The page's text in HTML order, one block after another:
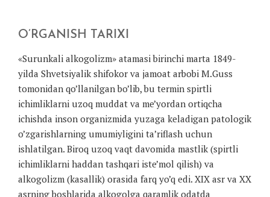
O’RGANISH TARIXI
«Surunkali alkogolizm» atamasi birinchi marta 1849-
yilda Shvetsiyalik shifokor va jamoat arbobi M.Guss
tomonidan qo’llanilgan bo’lib, bu termin spirtli
ichimliklarni uzoq muddat va me’yordan ortiqcha
ichishda inson organizmida yuzaga keladigan patologik
o’zgarishlarning umumiyligini ta’riflash uchun
ishlatilgan. Biroq uzoq vaqt davomida mastlik (spirtli
ichimliklarni haddan tashqari iste’mol qilish) va
alkogolizm (kasallik) orasida farq yo’q edi. XIX asr va XX
asrning boshlarida alkogolga qaramlik odatda